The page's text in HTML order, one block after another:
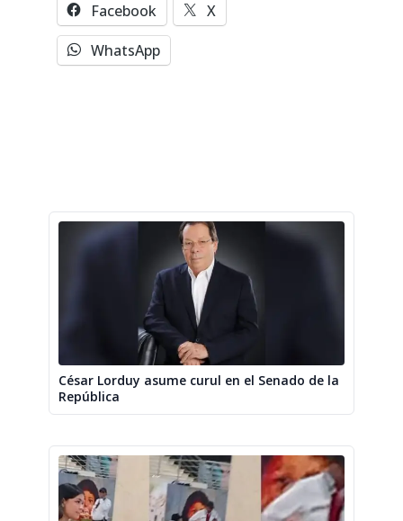
Facebook
X
WhatsApp
César Lorduy asume curul en el Senado de la
República